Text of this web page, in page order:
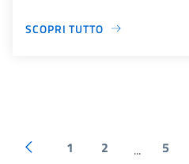
SCOPRI TUTTO
1 2 ... 5